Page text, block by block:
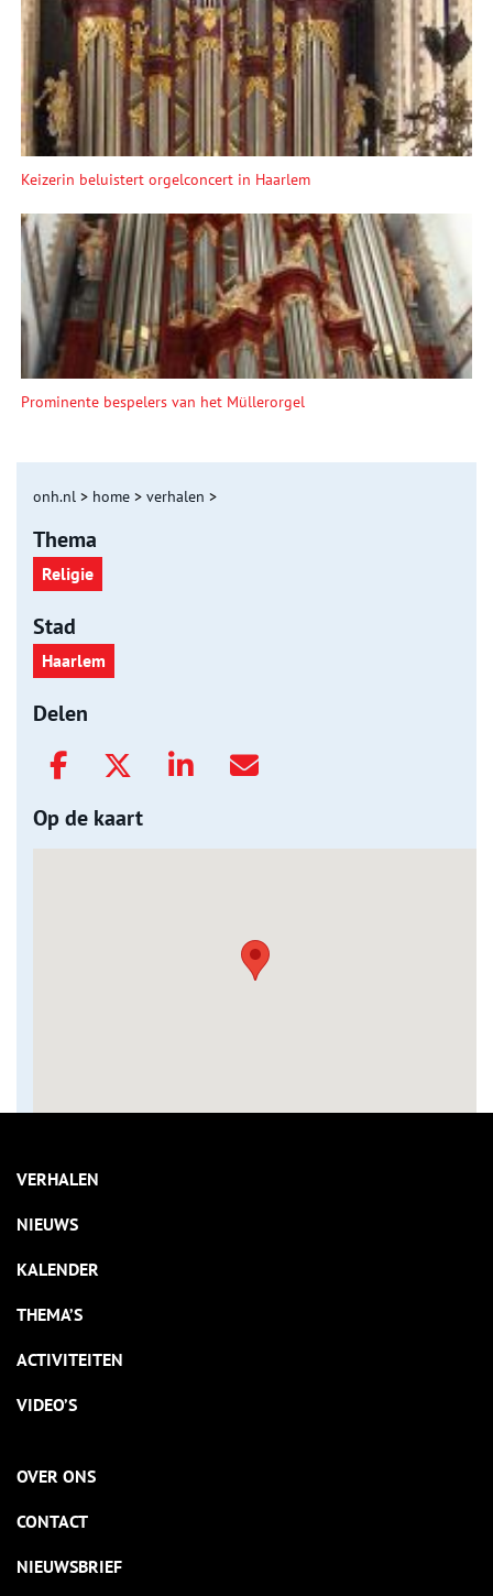
Keizerin beluistert orgelconcert in Haarlem
Prominente bespelers van het Müllerorgel
onh.nl > home > verhalen >
Thema
Religie
Stad
Haarlem
Delen
Op de kaart
VERHALEN
NIEUWS
KALENDER
THEMA’S
ACTIVITEITEN
VIDEO’S
OVER ONS
CONTACT
NIEUWSBRIEF